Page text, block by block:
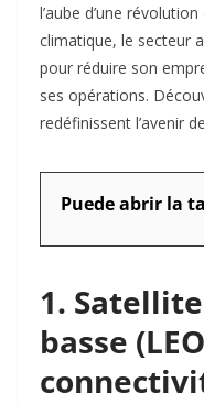
l’aube d’une
climatique, le secteur
pour réduire son
ses opérations.
redéfinissent l’avenir
Puede abrir la
1.
basse